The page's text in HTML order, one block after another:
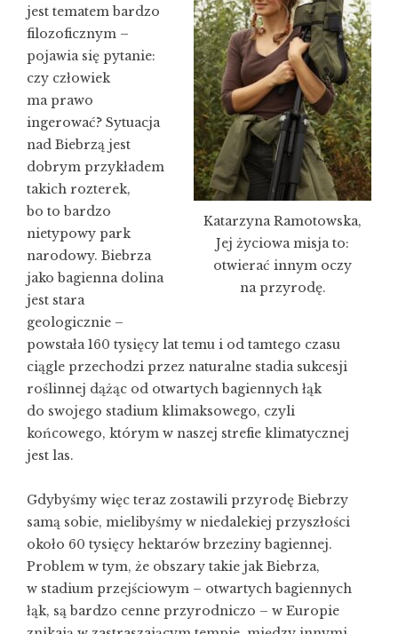
Katarzyna Ramotowska,
Jej życiowa misja to:
otwierać innym oczy
na przyrodę.
jest tematem bardzo
filozoficznym –
pojawia się pytanie:
czy człowiek
ma prawo
ingerować? Sytuacja
nad Biebrzą jest
dobrym przykładem
takich rozterek,
bo to bardzo
nietypowy park
narodowy. Biebrza
jako bagienna dolina
jest stara
geologicznie –
powstała 160 tysięcy lat temu i od tamtego czasu
ciągle przechodzi przez naturalne stadia sukcesji
roślinnej dążąc od otwartych bagiennych łąk
do swojego stadium klimaksowego, czyli
końcowego, którym w naszej strefie klimatycznej
jest las.
Gdybyśmy więc teraz zostawili przyrodę Biebrzy
samą sobie, mielibyśmy w niedalekiej przyszłości
około 60 tysięcy hektarów brzeziny bagiennej.
Problem w tym, że obszary takie jak Biebrza,
w stadium przejściowym – otwartych bagiennych
łąk, są bardzo cenne przyrodniczo – w Europie